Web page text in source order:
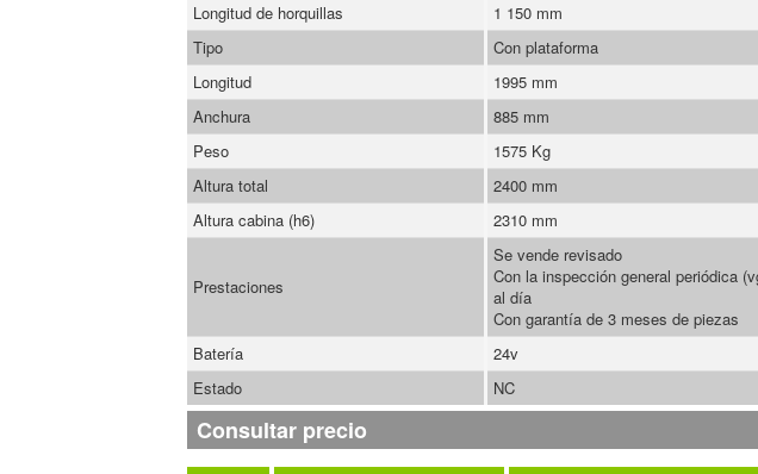
Longitud de horquillas
1 150 mm
Tipo
Con plataforma
Longitud
1995 mm
Anchura
885 mm
Peso
1575 Kg
Altura total
2400 mm
Altura cabina (h6)
2310 mm
Prestaciones
Se vende revisado
Con la inspección general periódica
al día
Con garantía de 3 meses de piezas
Batería
24v
Estado
NC
Consultar precio